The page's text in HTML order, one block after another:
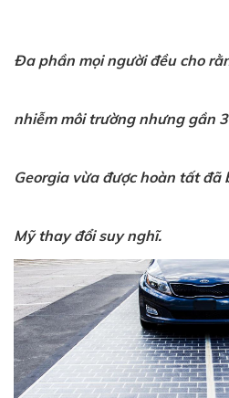
Đa phần mọi người đều cho
nhiễm môi trường nhưng gần
Georgia vừa được hoàn tất
Mỹ thay đổi suy nghĩ.